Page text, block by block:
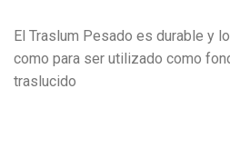
El Traslum Pesado es durable y
como para ser utilizado como
traslucido